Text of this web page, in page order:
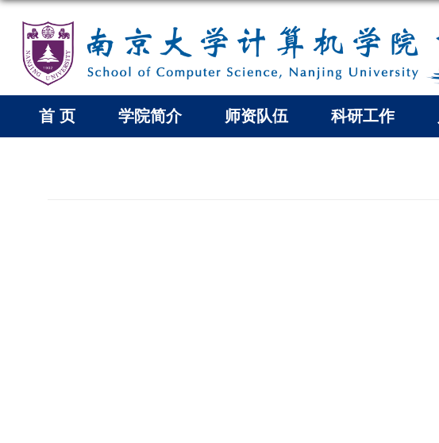
首 页 学院简介 师资队伍 科研工作